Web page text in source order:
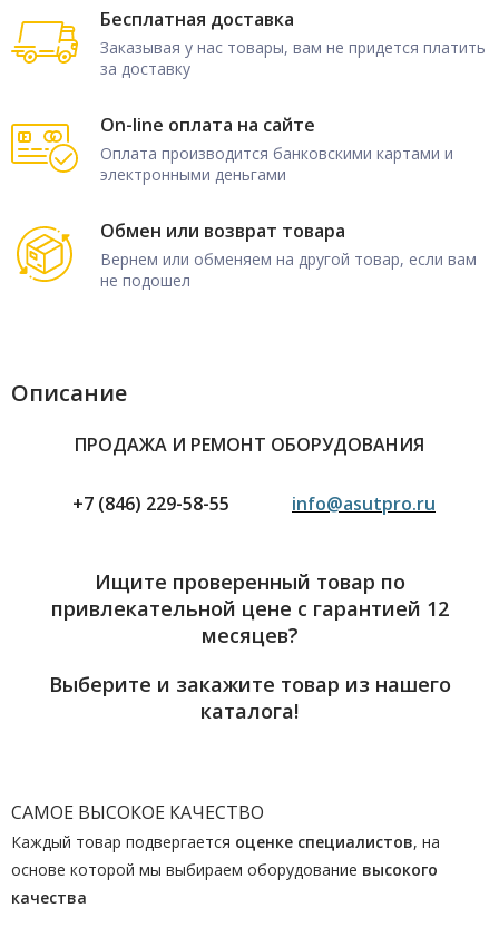
Бесплатная доставка
Заказывая у нас товары, вам не придется платить
за доставку
On-line оплата на сайте
Оплата производится банковскими картами и
электронными деньгами
Обмен или возврат товара
Вернем или обменяем на другой товар, если вам
не подошел
Описание
ПРОДАЖА И РЕМОНТ ОБОРУДОВАНИЯ
+7 (846) 229-58-55 info@asutpro.ru
Ищите проверенный товар по
привлекательной цене с гарантией 12
месяцев?
Выберите и закажите товар из нашего
каталога!
САМОЕ ВЫСОКОЕ КАЧЕСТВО
Каждый товар подвергается оценке специалистов, на
основе которой мы выбираем оборудование высокого
качества